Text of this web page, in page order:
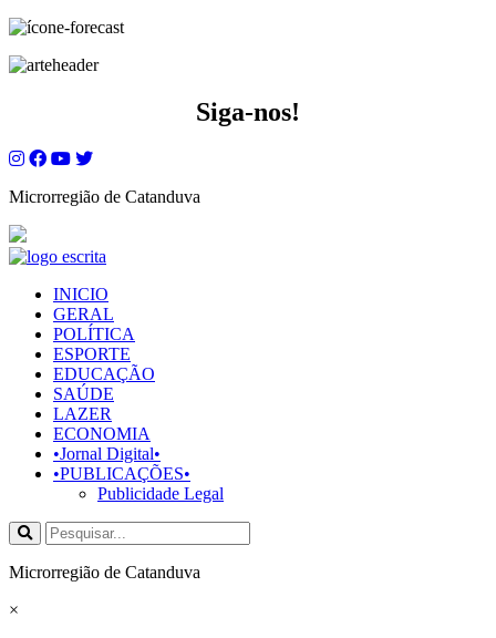
Siga-nos!
Microrregião de Catanduva
INICIO
GERAL
POLÍTICA
ESPORTE
EDUCAÇÃO
SAÚDE
LAZER
ECONOMIA
•Jornal Digital•
•PUBLICAÇÕES•
Publicidade Legal
Microrregião de Catanduva
×